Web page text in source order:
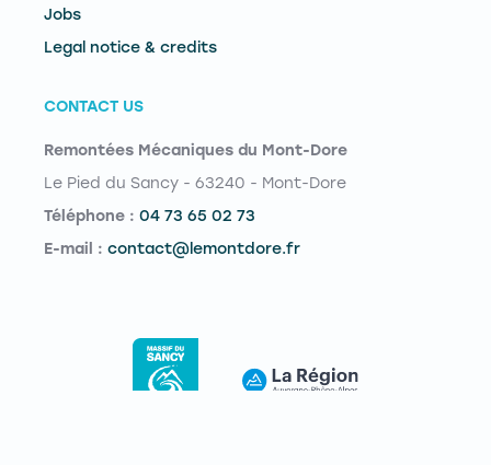
Jobs
Legal notice & credits
CONTACT US
Remontées Mécaniques du Mont-Dore
Le Pied du Sancy - 63240 - Mont-Dore
Téléphone : 04 73 65 02 73
E-mail : contact@lemontdore.fr